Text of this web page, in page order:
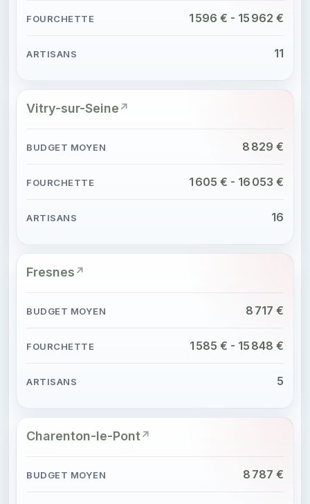
1 596 € - 15 962 €
11
Vitry-sur-Seine
8 829 €
1 605 € - 16 053 €
16
Fresnes
8 717 €
1 585 € - 15 848 €
5
Charenton-le-Pont
8 787 €